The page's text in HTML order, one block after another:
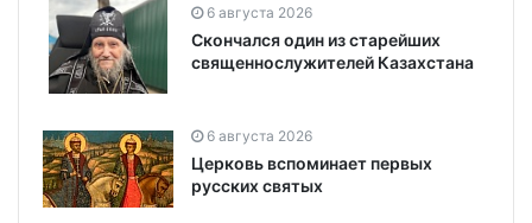
6 августа 2026
Скончался один из старейших
священнослужителей Казахстана
6 августа 2026
Церковь вспоминает первых
русских святых